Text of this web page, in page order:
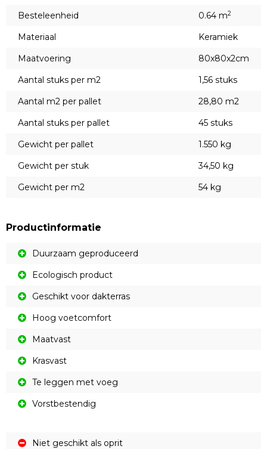
Besteleenheid
0.64 m2
Materiaal
Keramiek
Maatvoering
80x80x2cm
Aantal stuks per m2
1,56 stuks
Aantal m2 per pallet
28,80 m2
Aantal stuks per pallet
45 stuks
Gewicht per pallet
1.550 kg
Gewicht per stuk
34,50 kg
Gewicht per m2
54 kg
Productinformatie
Duurzaam geproduceerd
Ecologisch product
Geschikt voor dakterras
Hoog voetcomfort
Maatvast
Krasvast
Te leggen met voeg
Vorstbestendig
Niet geschikt als oprit